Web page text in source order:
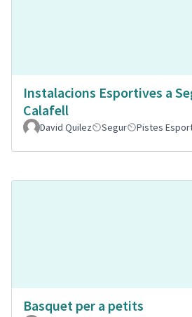
Instalacions Esportives a
Calafell
David Quilez Segur Pistes
Basquet per a petits